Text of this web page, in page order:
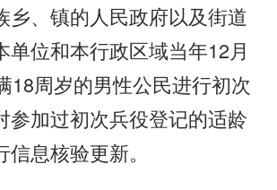
乡、镇的人民政府以及街道
单位和本行政区域当年12月
18周岁的男性公民进行初次
参加过初次兵役登记的适龄
息核验更新。